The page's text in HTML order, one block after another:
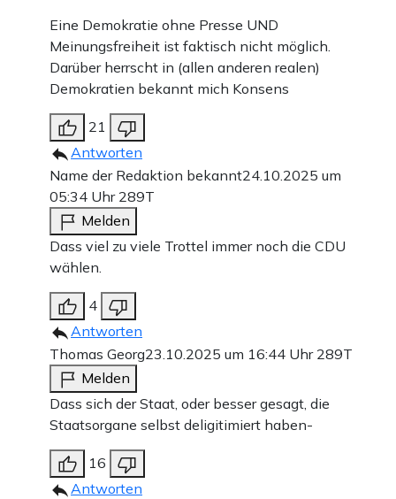
Eine Demokratie ohne Presse UND
Meinungsfreiheit ist faktisch nicht möglich.
Darüber herrscht in (allen anderen realen)
Demokratien bekannt mich Konsens
21
Antworten
Name der Redaktion bekannt24.10.2025 um
05:34 Uhr 289T
Melden
Dass viel zu viele Trottel immer noch die CDU
wählen.
4
Antworten
Thomas Georg23.10.2025 um 16:44 Uhr 289T
Melden
Dass sich der Staat, oder besser gesagt, die
Staatsorgane selbst deligitimiert haben-
16
Antworten